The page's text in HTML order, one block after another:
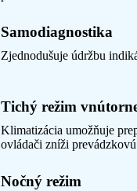
Samodiagnostika
Zjednodušuje údržbu
Tichý režim
Klimatizácia umožňuje
ovládači zníži
Nočný režim